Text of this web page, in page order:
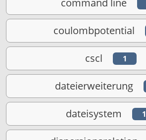
command line
coulombpotential
cscl 1
dateierweiterung
dateisystem 1